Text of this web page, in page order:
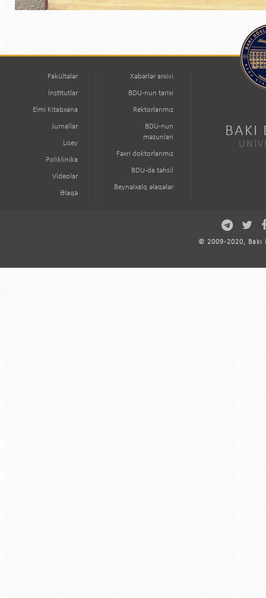
Fakültələr
İnstitutlar
Elmi Kitabxana
Jurnallar
Lisey
Poliklinika
Videolar
Əlaqə
Xəbərlər arxivi
BDU-nun tarixi
Rektorlarımız
BDU-nun
məzunları
Fəxri doktorlarımız
BDU-da təhsil
Beynəlxalq əlaqələr
BAKI
© 2009-2020,